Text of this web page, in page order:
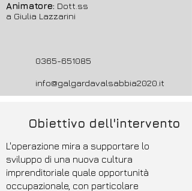
Animatore: Dott.ss
a Giulia Lazzarini
0365-651085
info@galgardavalsabbia2020.it
Obiettivo dell'intervento
L'operazione mira a supportare lo
sviluppo di una nuova cultura
imprenditoriale quale opportunità
occupazionale, con particolare